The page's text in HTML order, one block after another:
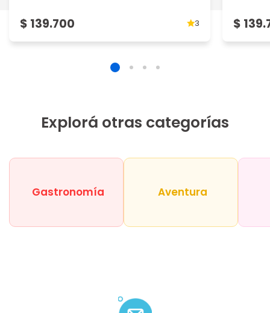
$ 139.700 3 $
Explorá otras categorías
Gastronomía Aventura